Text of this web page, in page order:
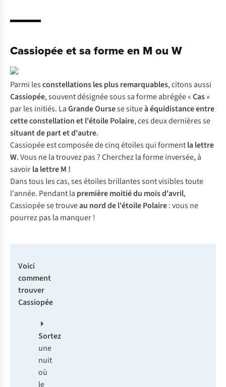
Cassiopée et sa forme en M ou W
Parmi lesconstellations les plus remarquables, citons aussi
Cassiopée, souvent désignée sous sa forme abrégée «Cas»
par les initiés. LaGrande Oursese situeà équidistance entre
cette constellation et l'étoile Polaire, ces deux dernières se
situant de part et d'autre.
Cassiopée est composée de cinq étoiles qui formentla lettre
W. Vous ne la trouvez pas ? Cherchez la forme inversée, à
savoirla lettre M !
Dans tous les cas, ses étoiles brillantes sont visibles toute
l'année. Pendant la première moitié du mois d'avril,
Cassiopée se trouveau nord de l'étoile Polaire: vous ne
pourrez pas la manquer !
Voici
comment
trouver
Cassiopée
Sortez
une
nuit
où
le